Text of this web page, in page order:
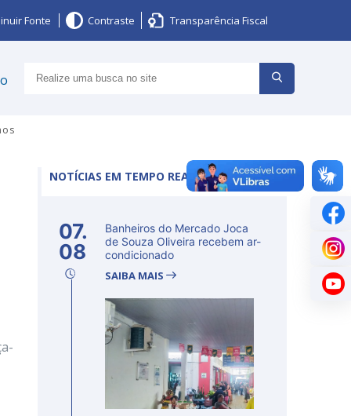
Fonte Contraste Transparência Fiscal
NOTÍCIAS EM TEMPO REAL
07.
08
Banheiros do Mercado Joca
de Souza Oliveira recebem ar-
condicionado
SAIBA MAIS